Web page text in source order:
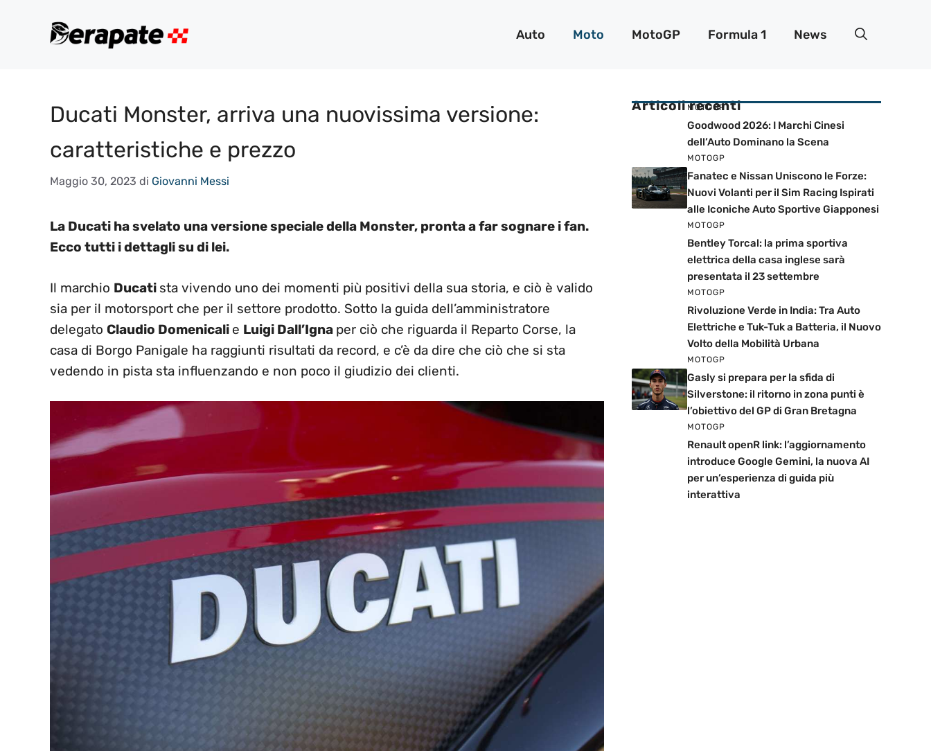
Auto Moto MotoGP Formula 1 News
Ducati Monster, arriva una nuovissima versione:
caratteristiche e prezzo
Maggio 30, 2023 di Giovanni Messi
La Ducati ha svelato una versione speciale della Monster, pronta a far sognare i fan.
Ecco tutti i dettagli su di lei.
Il marchio Ducati sta vivendo uno dei momenti più positivi della sua storia, e ciò è valido
sia per il motorsport che per il settore prodotto. Sotto la guida dell’amministratore
delegato Claudio Domenicali e Luigi Dall’Igna per ciò che riguarda il Reparto Corse, la
casa di Borgo Panigale ha raggiunti risultati da record, e c’è da dire che ciò che si sta
vedendo in pista sta influenzando e non poco il giudizio dei clienti.
Articoli recenti
MOTOGP
Goodwood 2026: I Marchi Cinesi
dell’Auto Dominano la Scena
MOTOGP
Fanatec e Nissan Uniscono le Forze:
Nuovi Volanti per il Sim Racing Ispirati
alle Iconiche Auto Sportive Giapponesi
MOTOGP
Bentley Torcal: la prima sportiva
elettrica della casa inglese sarà
presentata il 23 settembre
MOTOGP
Rivoluzione Verde in India: Tra Auto
Elettriche e Tuk-Tuk a Batteria, il Nuovo
Volto della Mobilità Urbana
MOTOGP
Gasly si prepara per la sfida di
Silverstone: il ritorno in zona punti è
l’obiettivo del GP di Gran Bretagna
MOTOGP
Renault openR link: l’aggiornamento
introduce Google Gemini, la nuova AI
per un’esperienza di guida più
interattiva